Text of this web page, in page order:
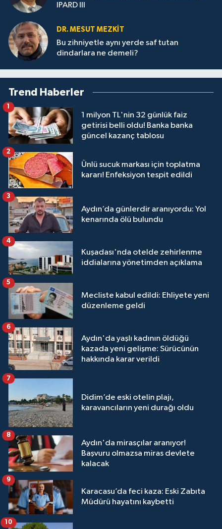
IPARD III
DR. MESUT MEZKIT
Bu zihniyetle aynı yerde saf tutan
dindarlara ne demeli?
Trend Haberler
1 milyon TL'nin 32 günlük faiz
getirisi belli oldu! Banka banka
güncel kazanç tablosu
Ünlü sucuk markası için toplatma
kararı! Enfeksiyon tespit edildi
2
Aydın’da günlerdir aranıyordu: Yol
kenarında ölü bulundu
3
Kuşadası'nda otelde zehirlenme
iddialarına yönetimden açıklama
4
Mecliste kabul edildi: Ehliyete yeni
düzenleme geldi
5
Aydın'da yaşlı kadının öldüğü
kazada yeni gelişme: Sürücünün
hakkında karar verildi
6
Didim’de eski otelin plajı,
karavancıların yeni durağı oldu
7
Aydın'da mirasçılar aranıyor!
Başvuru olmazsa miras devlete
kalacak
8
Karacasu’da feci kaza: Eski Zabıta
Müdürü hayatını kaybetti
9
10